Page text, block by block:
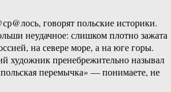
говорят польские историки.
неудачное: слишком плотно зажата
на севере море, а на юге горы.
художник пренебрежительно называл
перемычка» — понимаете, не